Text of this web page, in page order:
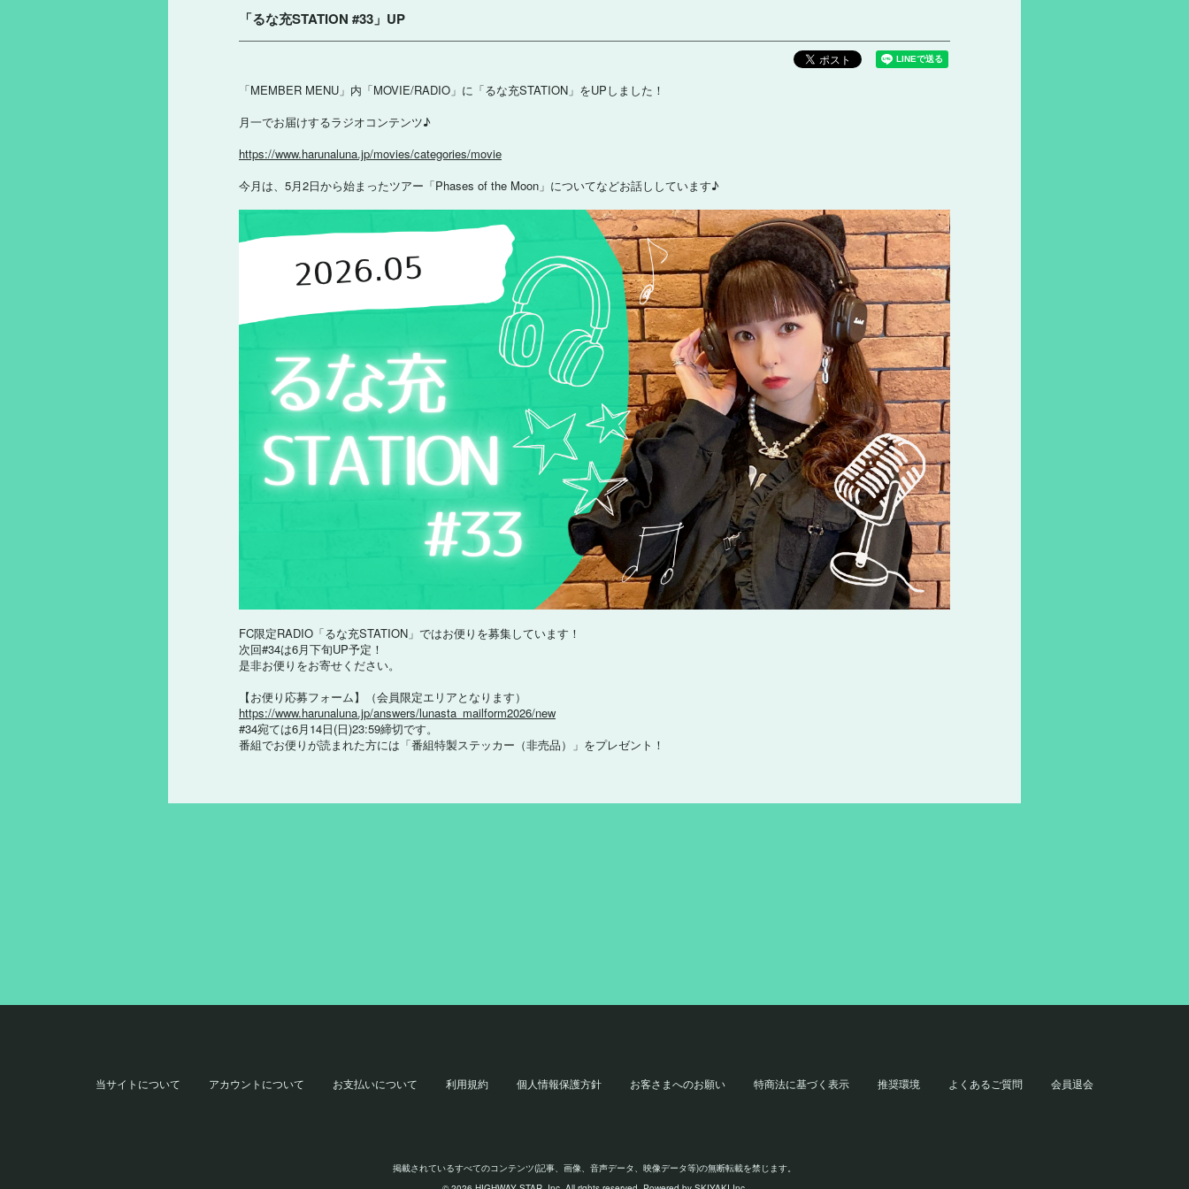
「るな充STATION #33」UP
「MEMBER MENU」内「MOVIE/RADIO」に「るな充STATION」をUPしました！
月一でお届けするラジオコンテンツ♪
https://www.harunaluna.jp/movies/categories/movie
今月は、5月2日から始まったツアー「Phases of the Moon」についてなどお話ししています♪
FC限定RADIO「るな充STATION」ではお便りを募集しています！
次回#34は6月下旬UP予定！
是非お便りをお寄せください。
【お便り応募フォーム】（会員限定エリアとなります）
https://www.harunaluna.jp/answers/lunasta_mailform2026/new
#34宛ては6月14日(日)23:59締切です。
番組でお便りが読まれた方には「番組特製ステッカー（非売品）」をプレゼント！
当サイトについて アカウントについて お支払いについて 利用規約 個人情報保護方針 お客さまへのお願い 特商法に基づく表示 推奨環境 よくあるご質問 会員退会
掲載されているすべてのコンテンツ(記事、画像、音声データ、映像データ等)の無断転載を禁じます。